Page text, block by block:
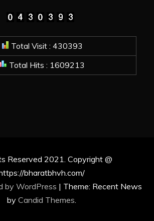
Total Visit : 430393
Total Hits : 1609213
Reserved 2021. Copyright @
bharatbhvh.com/
by WordPress | Theme: Recent News
by Candid Themes.